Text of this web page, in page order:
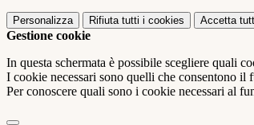
Personalizza Rifiuta tutti i cookies Accetta
Gestione cookie
In questa schermata è possibile scegliere quali
I cookie necessari sono quelli che consentono
Per conoscere quali sono i cookie necessari al